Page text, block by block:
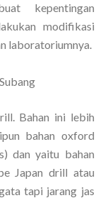
kepentingan
modifikasi
laboratoriumnya.
Bahan ini lebih
bahan oxford
dan yaitu bahan
Japan drill atau
tapi jarang jas